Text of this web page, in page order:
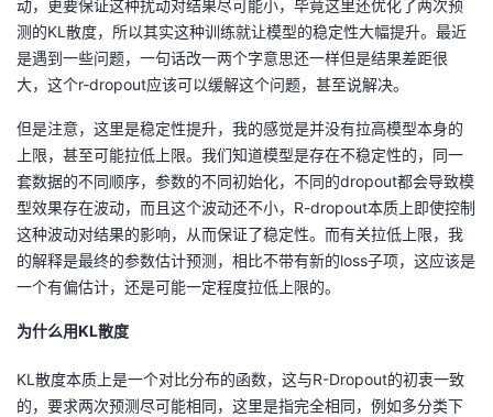
动，更要保证这种扰动对结果尽可能小，毕竟这里还优化了两次预
测的KL散度，所以其实这种训练就让模型的稳定性大幅提升。最近
是遇到一些问题，一句话改一两个字意思还一样但是结果差距很
大，这个r-dropout应该可以缓解这个问题，甚至说解决。
但是注意，这里是稳定性提升，我的感觉是并没有拉高模型本身的
上限，甚至可能拉低上限。我们知道模型是存在不稳定性的，同一
套数据的不同顺序，参数的不同初始化，不同的dropout都会导致模
型效果存在波动，而且这个波动还不小，R-dropout本质上即使控制
这种波动对结果的影响，从而保证了稳定性。而有关拉低上限，我
的解释是最终的参数估计预测，相比不带有新的loss子项，这应该是
一个有偏估计，还是可能一定程度拉低上限的。
为什么用KL散度
KL散度本质上是一个对比分布的函数，这与R-Dropout的初衷一致
的，要求两次预测尽可能相同，这里是指完全相同，例如多分类下